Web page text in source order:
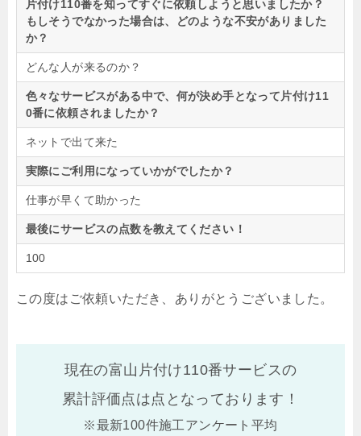
片付け110番を知ってすぐに依頼しようと思いましたか？
もしそうでなかった場合は、どのような不安がありました
か？
どんな人が来るのか？
色々なサービスがある中で、何が決め手となって片付け11
0番に依頼されましたか？
ネットで出て来た
実際にご利用になっていかがでしたか？
仕事が早くて助かった
最後にサービスの点数を教えてください！
100
この度はご依頼いただき、ありがとうございました。
現在の富山片付け110番サービスの
累計評価点は点となっております！
※最新100件施工アンケート平均